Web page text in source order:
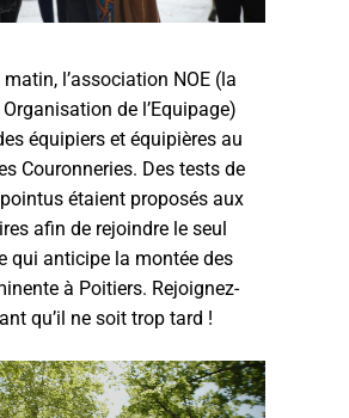
matin, l’association NOE (la
de l’Equipage)
équipiers et équipières au
Couronneries. Des tests de
étaient proposés aux
afin de rejoindre le seul
qui anticipe la montée des
à Poitiers. Rejoignez-
qu’il ne soit trop tard !